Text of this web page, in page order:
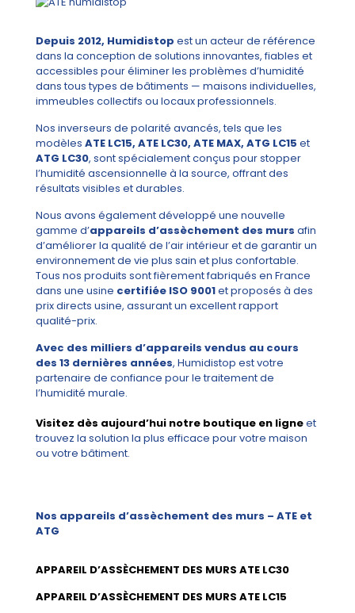
Depuis 2012, Humidistop est un acteur de référence
dans la conception de solutions innovantes, fiables et
accessibles pour éliminer les problèmes d’humidité
dans tous types de bâtiments — maisons individuelles,
immeubles collectifs ou locaux professionnels.
Nos inverseurs de polarité avancés, tels que les
modèles ATE LC15, ATE LC30, ATE MAX, ATG LC15 et
ATG LC30, sont spécialement conçus pour stopper
l’humidité ascensionnelle à la source, offrant des
résultats visibles et durables.
Nous avons également développé une nouvelle
gamme d’appareils d’assèchement des murs afin
d’améliorer la qualité de l’air intérieur et de garantir un
environnement de vie plus sain et plus confortable.
Tous nos produits sont fièrement fabriqués en France
dans une usine certifiée ISO 9001et proposés à des
prix directs usine, assurant un excellent rapport
qualité-prix.
Avec des milliers d’appareils vendus au cours
des 13 dernières années, Humidistop est votre
partenaire de confiance pour le traitement de
l’humidité murale.
Visitez dès aujourd’hui notre boutique en ligneet
trouvez la solution la plus efficace pour votre maison
ou votre bâtiment.
Nos appareils d’assèchement des murs – ATE et
ATG
APPAREIL D’ASSÈCHEMENT DES MURS ATE LC30
APPAREIL D’ASSÈCHEMENT DES MURS ATE LC15